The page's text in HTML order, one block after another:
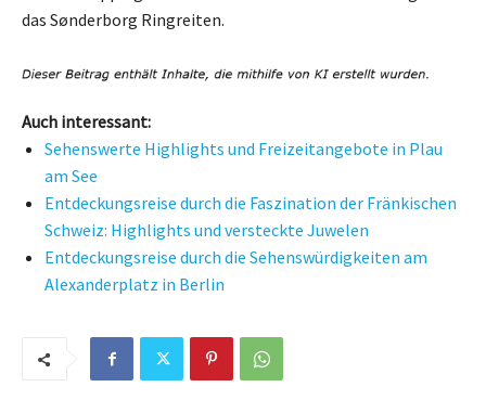
das Sønderborg Ringreiten.
Auch interessant:
Sehenswerte Highlights und Freizeitangebote in Plau
am See
Entdeckungsreise durch die Faszination der Fränkischen
Schweiz: Highlights und versteckte Juwelen
Entdeckungsreise durch die Sehenswürdigkeiten am
Alexanderplatz in Berlin